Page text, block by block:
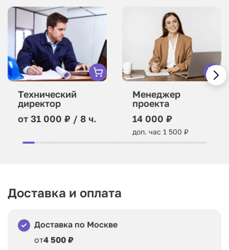
Технический
директор
от 31 000 ₽ / 8 ч.
Менеджер
проекта
14 000 ₽
доп. час 1 500 ₽
Доставка и оплата
Доставка по Москве
от4 500 ₽